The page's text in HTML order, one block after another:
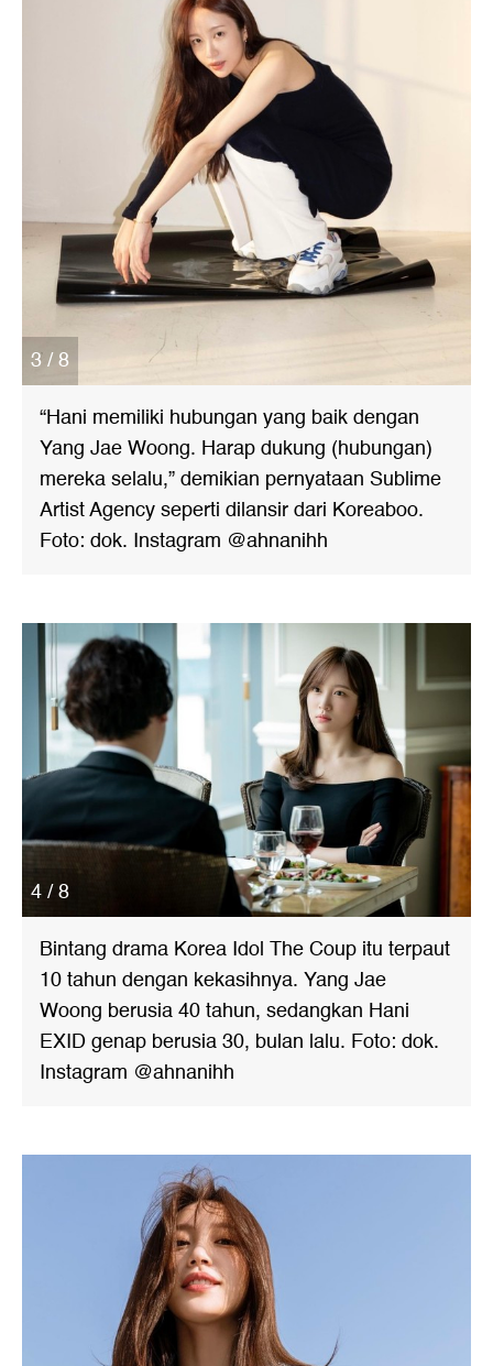
3 / 8
“Hani memiliki hubungan yang baik dengan
Yang Jae Woong. Harap dukung (hubungan)
mereka selalu,” demikian pernyataan Sublime
Artist Agency seperti dilansir dari Koreaboo.
Foto: dok. Instagram @ahnanihh
4 / 8
Bintang drama Korea Idol The Coup itu terpaut
10 tahun dengan kekasihnya. Yang Jae
Woong berusia 40 tahun, sedangkan Hani
EXID genap berusia 30, bulan lalu. Foto: dok.
Instagram @ahnanihh